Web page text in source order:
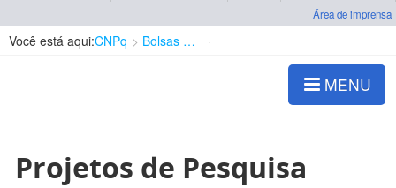
Área de imprensa
Você está aqui:CNPq Bolsas e Auxílios Vigentes
MENU
Projetos de Pesquisa